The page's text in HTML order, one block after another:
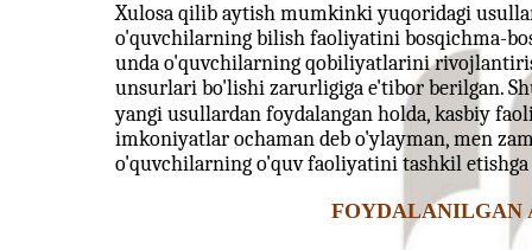
Xulosa qilib aytish mumkinki yuqoridagi
o'quvchilarning bilish faoliyatini bosqichma-
unda o'quvchilarning qobiliyatlarini
unsurlari bo'lishi zarurligiga e'tibor berilgan.
yangi usullardan foydalangan holda, kasbiy
imkoniyatlar ochaman deb o'ylayman, men
o'quvchilarning o'quv faoliyatini tashkil
FOYDALANILGAN